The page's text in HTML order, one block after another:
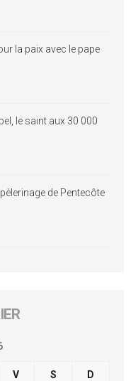
la paix avec le pape
le saint aux 30 000
de Pentecôte
V S D